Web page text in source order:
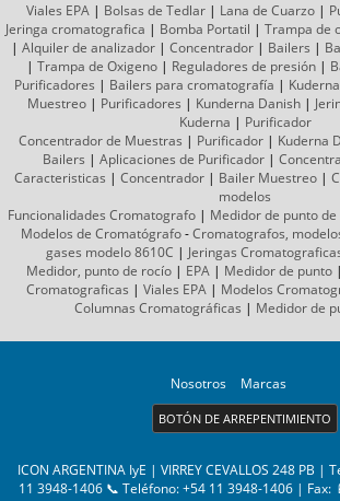
Viales EPA| Bolsas de Tedlar| Lana de Cuarzo|
Jeringa cromatografica | Bomba Portatil | Trampa de
| Alquiler de analizador| Concentrador| Bailers |
| Trampa de Oxigeno | Reguladores de presión |
Purificadores | Bailers para cromatografía |
Muestreo| Purificadores | Kunderna Danish|
Kuderna | Purificador
Concentrador de Muestras | Purificador| Kuderna
Bailers | Aplicaciones de Purificador |
Caracteristicas | Concentrador | Bailer Muestreo |
modelos
Funcionalidades Cromatografo | Medidor de punto
Modelos de Cromatógrafo-Cromatografos,
gases modelo 8610C | Jeringas
Medidor, punto de rocío| EPA| Medidor de punto|
Cromatograficas | Viales EPA | Modelos
Columnas Cromatográficas | Medidor de
Nosotros Marcas
BOTÓN DE ARREPENTIMIENTO
ICON ARGENTINA IyE | VIRREY CEVALLOS 248 PB |
11 3948-1406 📞 Teléfono: +54 11 3948-1406| Fax: